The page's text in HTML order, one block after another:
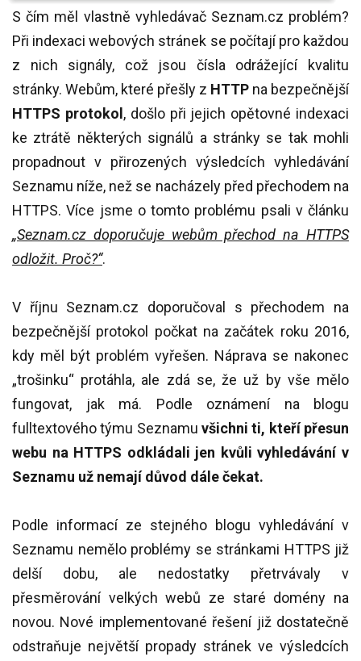
S čím měl vlastně vyhledávač Seznam.cz problém?
Při indexaci webových stránek se počítají pro každou
z nich signály, což jsou čísla odrážející kvalitu
stránky. Webům, které přešly z HTTP na bezpečnější
HTTPS protokol , došlo při jejich opětovné indexaci
ke ztrátě některých signálů a stránky se tak mohli
propadnout v přirozených výsledcích vyhledávání
Seznamu níže, než se nacházely před přechodem na
HTTPS. Více jsme o tomto problému psali v článku
„Seznam.cz doporučuje webům přechod na HTTPS
odložit. Proč?“.
V říjnu Seznam.cz doporučoval s přechodem na
bezpečnější protokol počkat na začátek roku 2016,
kdy měl být problém vyřešen. Náprava se nakonec
„trošinku“ protáhla, ale zdá se, že už by vše mělo
fungovat, jak má. Podle oznámení na blogu
fulltextového týmu Seznamu všichni ti, kteří přesun
webu na HTTPS odkládali jen kvůli vyhledávání v
Seznamu už nemají důvod dále čekat.
Podle informací ze stejného blogu vyhledávání v
Seznamu nemělo problémy se stránkami HTTPS již
delší dobu, ale nedostatky přetrvávaly v
přesměrování velkých webů ze staré domény na
novou. Nové implementované řešení již dostatečně
odstraňuje největší propady stránek ve výsledcích